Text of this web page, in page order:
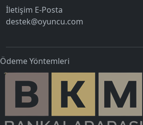
İletişim E-Posta
destek@oyuncu.com
Ödeme Yöntemleri